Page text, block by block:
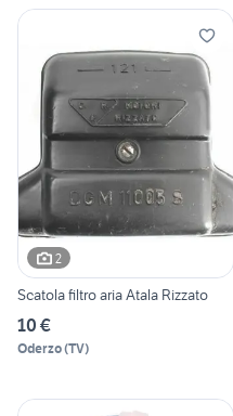
2
Scatola filtro aria Atala Rizzato
10 €
Oderzo(TV)